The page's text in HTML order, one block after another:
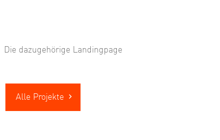
Die dazugehörige Landingpage
Alle Projekte